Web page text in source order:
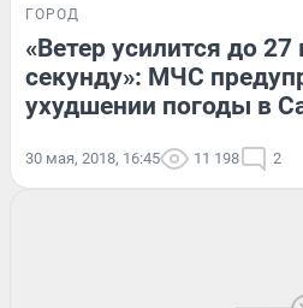
ГОРОД
«Ветер усилится до
секунду»: МЧС
ухудшении погоды в
30 мая, 2018, 16:45 11 198 2